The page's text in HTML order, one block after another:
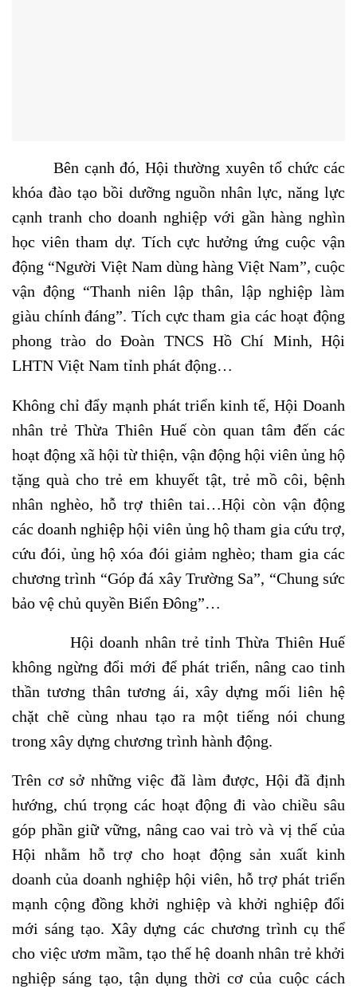
Bên cạnh đó, Hội thường xuyên tổ chức các
khóa đào tạo bồi dưỡng nguồn nhân lực, năng lực
cạnh tranh cho doanh nghiệp với gần hàng nghìn
học viên tham dự. Tích cực hưởng ứng cuộc vận
động “Người Việt Nam dùng hàng Việt Nam”, cuộc
vận động “Thanh niên lập thân, lập nghiệp làm
giàu chính đáng”. Tích cực tham gia các hoạt động
phong trào do Đoàn TNCS Hồ Chí Minh, Hội
LHTN Việt Nam tỉnh phát động…
Không chỉ đẩy mạnh phát triển kinh tế, Hội Doanh
nhân trẻ Thừa Thiên Huế còn quan tâm đến các
hoạt động xã hội từ thiện, vận động hội viên ủng hộ
tặng quà cho trẻ em khuyết tật, trẻ mồ côi, bệnh
nhân nghèo, hỗ trợ thiên tai…Hội còn vận động
các doanh nghiệp hội viên ủng hộ tham gia cứu trợ,
cứu đói, ủng hộ xóa đói giảm nghèo; tham gia các
chương trình “Góp đá xây Trường Sa”, “Chung sức
bảo vệ chủ quyền Biển Đông”…
Hội doanh nhân trẻ tỉnh Thừa Thiên Huế
không ngừng đổi mới để phát triển, nâng cao tinh
thần tương thân tương ái, xây dựng mối liên hệ
chặt chẽ cùng nhau tạo ra một tiếng nói chung
trong xây dựng chương trình hành động.
Trên cơ sở những việc đã làm được, Hội đã định
hướng, chú trọng các hoạt động đi vào chiều sâu
góp phần giữ vững, nâng cao vai trò và vị thế của
Hội nhằm hỗ trợ cho hoạt động sản xuất kinh
doanh của doanh nghiệp hội viên, hỗ trợ phát triển
mạnh cộng đồng khởi nghiệp và khởi nghiệp đổi
mới sáng tạo. Xây dựng các chương trình cụ thể
cho việc ươm mầm, tạo thế hệ doanh nhân trẻ khởi
nghiệp sáng tạo, tận dụng thời cơ của cuộc cách